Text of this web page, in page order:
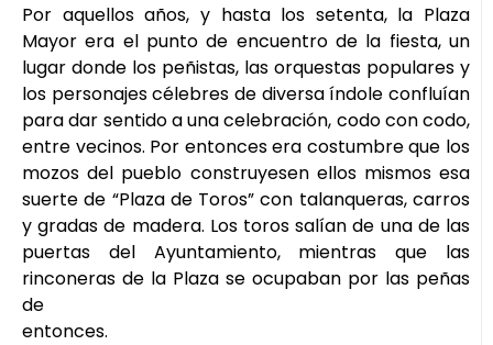
Por aquellos años, y hasta los setenta, la Plaza
Mayor era el punto de encuentro de la fiesta, un
lugar donde los peñistas, las orquestas populares y
los personajes célebres de diversa índole confluían
para dar sentido a una celebración, codo con codo,
entre vecinos. Por entonces era costumbre que los
mozos del pueblo construyesen ellos mismos esa
suerte de “Plaza de Toros” con talanqueras, carros
y gradas de madera. Los toros salían de una de las
puertas del Ayuntamiento, mientras que las
rinconeras de la Plaza se ocupaban por las peñas
de
entonces.